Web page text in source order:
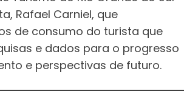
Rafael Carniel, que
de consumo do turista que
e dados para o progresso
e perspectivas de futuro.